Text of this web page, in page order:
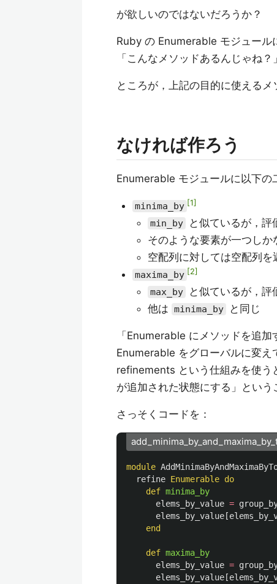
が欲しいのではないだろうか？
Ruby の Enumerable モジュール
「こんなメソッドあるんじゃね
ところが，上記の目的に使えるメ
なければ作ろう
Enumerable モジュールに以下の
minima_by 1
min_by と似ているが，評
そのような要素が一つし
空配列に対しては空配列を
maxima_by 2
max_by と似ているが，評
他は minima_by と同じ
「Enumerable にメソッドを追
Enumerable をグローバルに変え
refinements という仕組みを使う
が追加された状態にする」という
さっそくコードを：
module
refine Enumerable do
def minima_by
elems_by_value =
elems_by_value [
end
def maxima_by
elems_by_value =
elems_by_value [